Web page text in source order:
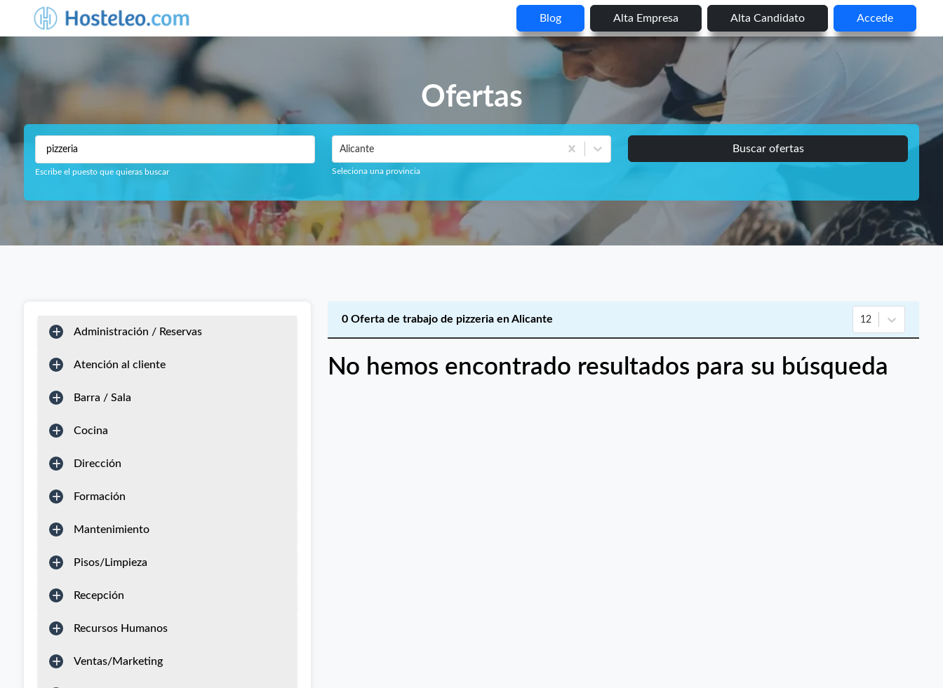
Blog Alta Empresa Alta Candidato Accede
Ofertas
Escribe el puesto que quieras buscar
Alicante
Seleciona una provincia
Buscar ofertas
Administración / Reservas
Atención al cliente
Barra / Sala
Cocina
Dirección
Formación
Mantenimiento
Pisos/Limpieza
Recepción
Recursos Humanos
Ventas/Marketing
0 Oferta de trabajo de pizzeria en Alicante 12
No hemos encontrado resultados para su búsqueda